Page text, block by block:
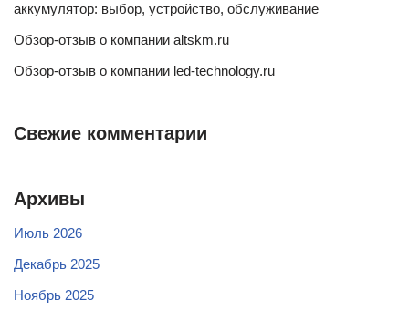
аккумулятор: выбор, устройство, обслуживание
Обзор-отзыв о компании altskm.ru
Обзор-отзыв о компании led-technology.ru
Свежие комментарии
Архивы
Июль 2026
Декабрь 2025
Ноябрь 2025